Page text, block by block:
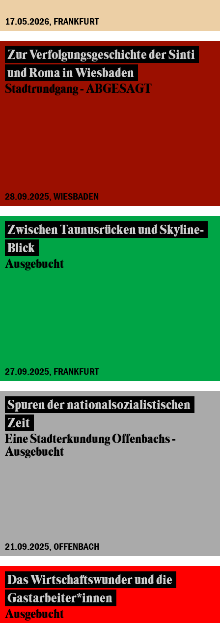
17.05.2026, FRANKFURT
Zur Verfolgungsgeschichte der Sinti
und Roma in Wiesbaden
Stadtrundgang - ABGESAGT
28.09.2025, WIESBADEN
Zwischen Taunusrücken und Skyline-
Blick
Ausgebucht
27.09.2025, FRANKFURT
Spuren der nationalsozialistischen
Zeit
Eine Stadterkundung Offenbachs -
Ausgebucht
21.09.2025, OFFENBACH
Das Wirtschaftswunder und die
Gastarbeiter*innen
Ausgebucht